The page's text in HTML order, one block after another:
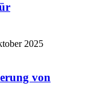
2025
von